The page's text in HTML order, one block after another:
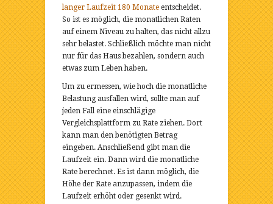
langer Laufzeit 180 Monate entscheidet.
So ist es möglich, die monatlichen Raten
auf einem Niveau zu halten, das nicht allzu
sehr belastet. Schließlich möchte man nicht
nur für das Haus bezahlen, sondern auch
etwas zum Leben haben.
Um zu ermessen, wie hoch die monatliche
Belastung ausfallen wird, sollte man auf
jeden Fall eine einschlägige
Vergleichsplattform zu Rate ziehen. Dort
kann man den benötigten Betrag
eingeben. Anschließend gibt man die
Laufzeit ein. Dann wird die monatliche
Rate berechnet. Es ist dann möglich, die
Höhe der Rate anzupassen, indem die
Laufzeit erhöht oder gesenkt wird.